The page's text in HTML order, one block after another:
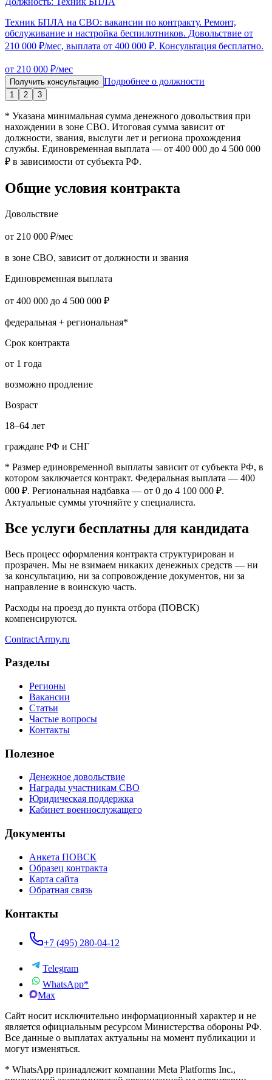
Техник БПЛА на СВО: вакансии по контракту. Ремонт,
обслуживание и настройка беспилотников. Довольствие от
210 000 ₽/мес, выплата от 400 000 ₽. Консультация бесплатно.
от 210 000 ₽/мес
Получить консультацию Подробнее о должности
1 2 3
* Указана минимальная сумма денежного довольствия при
нахождении в зоне СВО. Итоговая сумма зависит от
должности, звания, выслуги лет и региона прохождения
службы. Единовременная выплата — от 400 000 до 4 500 000
₽ в зависимости от субъекта РФ.
Общие условия контракта
Довольствие
от 210 000 ₽/мес
в зоне СВО, зависит от должности и звания
Единовременная выплата
от 400 000 до 4 500 000 ₽
федеральная + региональная*
Срок контракта
от 1 года
возможно продление
Возраст
18–64 лет
граждане РФ и СНГ
* Размер единовременной выплаты зависит от субъекта РФ, в
котором заключается контракт. Федеральная выплата — 400
000 ₽. Региональная надбавка — от 0 до 4 100 000 ₽.
Актуальные суммы уточняйте у специалиста.
Все услуги бесплатны для кандидата
Весь процесс оформления контракта структурирован и
прозрачен. Мы не взимаем никаких денежных средств — ни
за консультацию, ни за сопровождение документов, ни за
направление в воинскую часть.
Расходы на проезд до пункта отбора (ПОВСК)
компенсируются.
ContractArmy.ru
Разделы
Регионы
Вакансии
Статьи
Частые вопросы
Контакты
Полезное
Денежное довольствие
Награды участникам СВО
Юридическая поддержка
Кабинет военнослужащего
Документы
Анкета ПОВСК
Образец контракта
Карта сайта
Обратная связь
Контакты
+7 (495) 280-04-12
Telegram
WhatsApp*
Max
Сайт носит исключительно информационный характер и не
является официальным ресурсом Министерства обороны РФ.
Все данные о выплатах актуальны на момент публикации и
могут изменяться.
* WhatsApp принадлежит компании Meta Platforms Inc.,